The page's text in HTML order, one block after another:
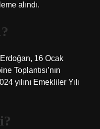
alındı.
16 Ocak
Toplantısı’nın
yılını Emekliler Yılı